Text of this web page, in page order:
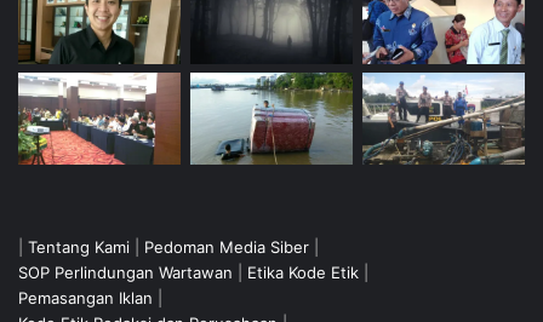
Tentang Kami Pedoman Media Siber
SOP Perlindungan Wartawan
Etika Kode Etik
Pemasangan Iklan